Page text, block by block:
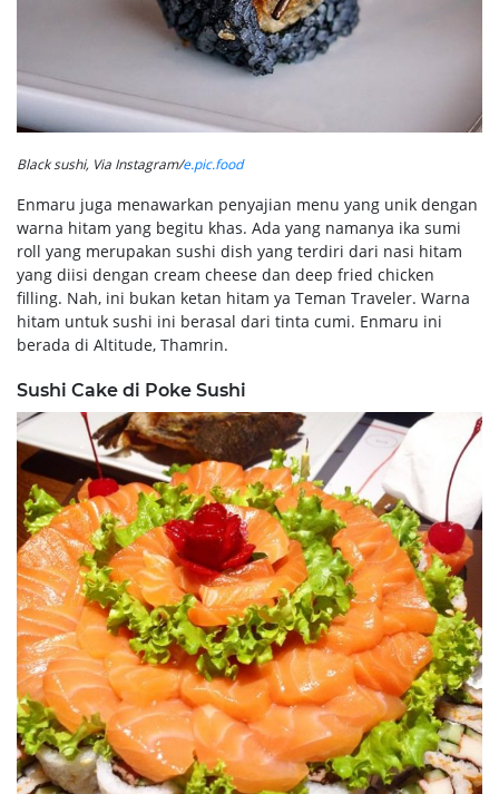
Black sushi, Via Instagram/e.pic.food
Enmaru juga menawarkan penyajian menu yang unik dengan
warna hitam yang begitu khas. Ada yang namanya ika sumi
roll yang merupakan sushi dish yang terdiri dari nasi hitam
yang diisi dengan cream cheese dan deep fried chicken
filling. Nah, ini bukan ketan hitam ya Teman Traveler. Warna
hitam untuk sushi ini berasal dari tinta cumi. Enmaru ini
berada di Altitude, Thamrin.
Sushi Cake di Poke Sushi